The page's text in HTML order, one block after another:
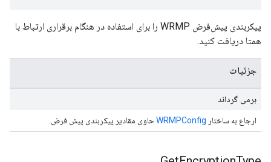
پیکربندی پیش‌فرض WRMP را برای استفاده در هنگام برقراری ارتباط با
همتا دریافت کنید.
جزئیات
برمی گرداند
ارجاع به ساختار WRMPConfigحاوی مقادیر پیکربندی پیش فرض.